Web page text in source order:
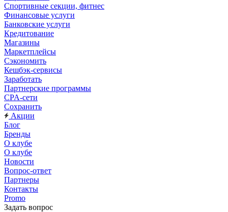
Спортивные секции, фитнес
Финансовые услуги
Банковские услуги
Кредитование
Магазины
Маркетплейсы
Сэкономить
Кешбэк-сервисы
Заработать
Партнерские программы
CPA-сети
Сохранить
Акции
Блог
Бренды
О клубе
О клубе
Новости
Вопрос-ответ
Партнеры
Контакты
Promo
Задать вопрос